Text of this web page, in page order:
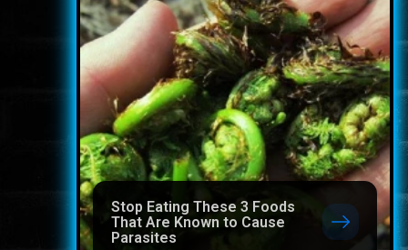
Stop Eating These 3 Foods
That Are Known to Cause
Parasites